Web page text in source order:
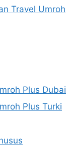
Travel Umroh
Plus Dubai
Plus Turki